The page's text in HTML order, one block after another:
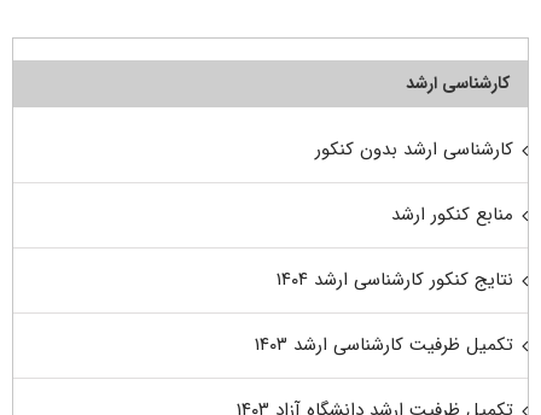
کارشناسی ارشد
کارشناسی ارشد بدون کنکور
منابع کنکور ارشد
نتایج کنکور کارشناسی ارشد ۱۴۰۴
تکمیل ظرفیت کارشناسی ارشد ۱۴۰۳